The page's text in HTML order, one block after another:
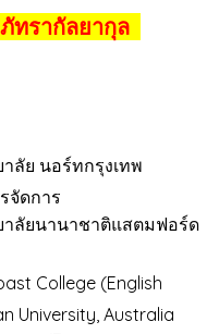
ทรากัลยากุล
นอร์ทกรุงเทพ
จัดการ
นานาชาติแสตมฟอร์ด
College (English
University, Australia